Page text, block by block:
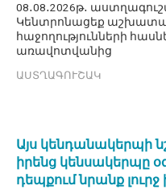
08․08․2026թ․
Կենտրոնացեք
հաջողությունների
առավոտվանից
ԱՍՏՂԱԳՈՒՇԱԿ
Այս կենդանակերպի
իրենց կենսակերպը
դեպքում նրանք